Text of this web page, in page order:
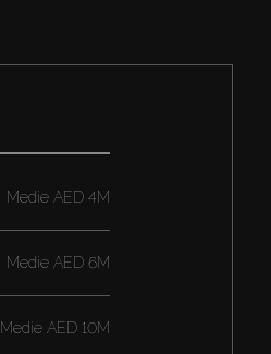
MedieAED 4M
MedieAED 6M
MedieAED 10M